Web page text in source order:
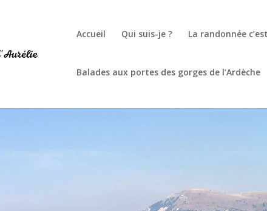
Accueil Qui suis-je ? La randonnée
Balades aux portes des gorges de l’Ardèche